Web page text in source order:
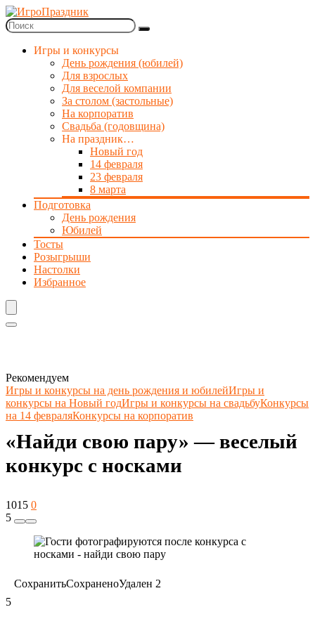
Игры и конкурсы
День рождения (юбилей)
Для взрослых
Для веселой компании
За столом (застольные)
На корпоратив
Свадьба (годовщина)
На праздник…
Новый год
14 февраля
23 февраля
8 марта
Подготовка
День рождения
Юбилей
Тосты
Розыгрыши
Настолки
Избранное
Рекомендуем
Игры и конкурсы на день рождения и юбилейИгры и
конкурсы на Новый годИгры и конкурсы на свадьбуКонкурсы
на 14 февраляКонкурсы на корпоратив
«Найди свою пару» — веселый
конкурс с носками
1015 0
5
СохранитьСохраненоУдален 2
5